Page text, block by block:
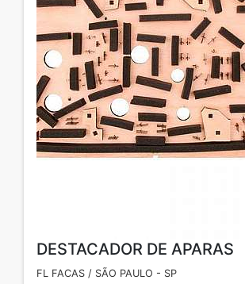
DESTACADOR DE APARAS
FL FACAS / SÃO PAULO - SP